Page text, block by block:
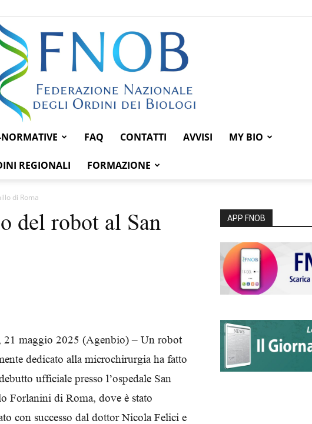
Federazione
FAQ CONTATTI AVVISI MY BIO
REGIONALI FORMAZIONE
di Roma
del robot al San
21 maggio 2025 (Agenbio) – Un robot
dedicato alla microchirurgia ha fatto
ufficiale presso l’ospedale San
Forlanini di Roma, dove è stato
con successo dal dottor Nicola Felici e
APP FNOB